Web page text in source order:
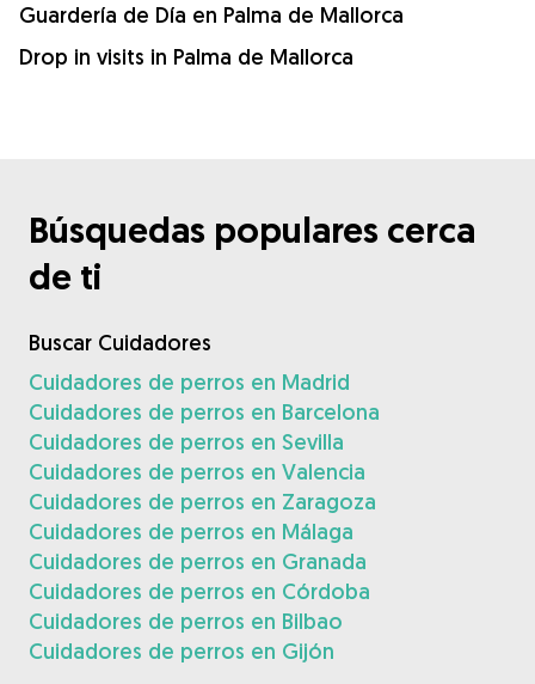
Guardería de Día en Palma de Mallorca
Drop in visits in Palma de Mallorca
Búsquedas populares cerca
de ti
Buscar Cuidadores
Cuidadores de perros en Madrid
Cuidadores de perros en Barcelona
Cuidadores de perros en Sevilla
Cuidadores de perros en Valencia
Cuidadores de perros en Zaragoza
Cuidadores de perros en Málaga
Cuidadores de perros en Granada
Cuidadores de perros en Córdoba
Cuidadores de perros en Bilbao
Cuidadores de perros en Gijón